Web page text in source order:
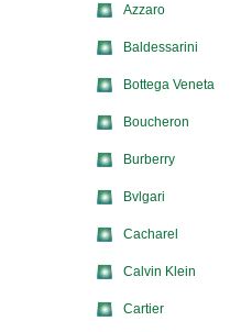
Azzaro
Baldessarini
Bottega Veneta
Boucheron
Burberry
Bvlgari
Cacharel
Calvin Klein
Cartier